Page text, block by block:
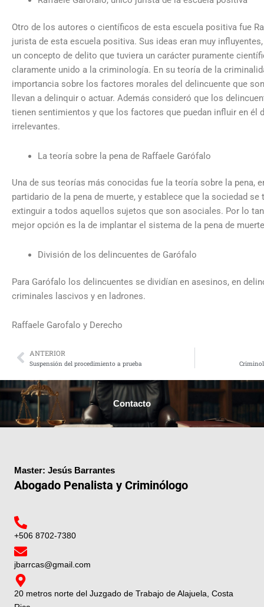
Otro de los autores o científicos de esta escuela positiva fue
jurista de esta escuela positiva. Sus ideas eran muy
un concepto de delito que tuviera un carácter puramente
claramente unido a la criminología. En su teoría de la
importancia sobre los factores morales del delincuente que
llevan a delinquir o actuar. Además consideró que los
tienen sentimientos y que los factores que puedan influir en él
irrelevantes.
La teoría sobre la pena de Raffaele Garófalo
Una de sus teorías más conocidas fue la teoría sobre la pena,
partidario de la pena de muerte, y establece que la sociedad se
extinguir a todos aquellos sujetos que son asociales. Por lo
mejor opción es la de implantar el sistema de la pena de
División de los delincuentes de Garófalo
Para Garófalo los delincuentes se dividían en asesinos, en
criminales lascivos y en ladrones.
Raffaele Garofalo y Derecho
Prev
ANTERIOR
Suspensión del procedimiento a prueba
Contacto
Master: Jesús Barrantes
Abogado Penalista y Criminólogo
+506 8702-7380
jbarrcas@gmail.com
20 metros norte del Juzgado de Trabajo de Alajuela, Costa